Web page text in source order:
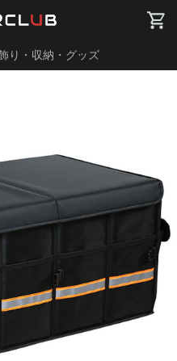
り・収納・グッズ